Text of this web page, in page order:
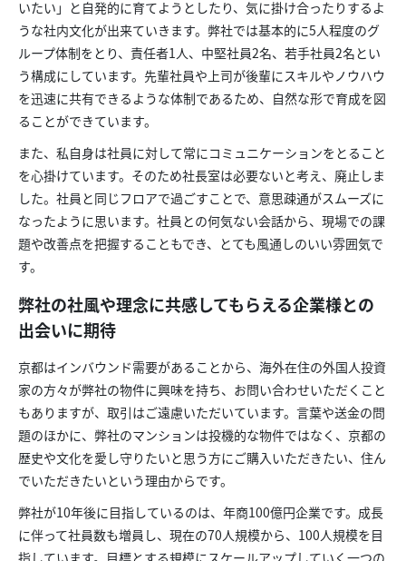
いたい」と自発的に育てようとしたり、気に掛け合ったりするよ
うな社内文化が出来ていきます。弊社では基本的に5人程度のグ
ループ体制をとり、責任者1人、中堅社員2名、若手社員2名とい
う構成にしています。先輩社員や上司が後輩にスキルやノウハウ
を迅速に共有できるような体制であるため、自然な形で育成を図
ることができています。
また、私自身は社員に対して常にコミュニケーションをとること
を心掛けています。そのため社長室は必要ないと考え、廃止しま
した。社員と同じフロアで過ごすことで、意思疎通がスムーズに
なったように思います。社員との何気ない会話から、現場での課
題や改善点を把握することもでき、とても風通しのいい雰囲気で
す。
弊社の社風や理念に共感してもらえる企業様との
出会いに期待
京都はインバウンド需要があることから、海外在住の外国人投資
家の方々が弊社の物件に興味を持ち、お問い合わせいただくこと
もありますが、取引はご遠慮いただいています。言葉や送金の問
題のほかに、弊社のマンションは投機的な物件ではなく、京都の
歴史や文化を愛し守りたいと思う方にご購入いただきたい、住ん
でいただきたいという理由からです。
弊社が10年後に目指しているのは、年商100億円企業です。成長
に伴って社員数も増員し、現在の70人規模から、100人規模を目
指しています。目標とする規模にスケールアップしていく一つの